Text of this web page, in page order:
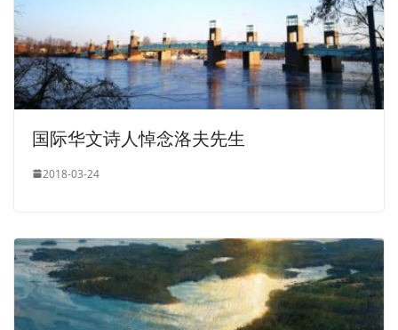
国际华文诗人悼念洛夫先生
2018-03-24